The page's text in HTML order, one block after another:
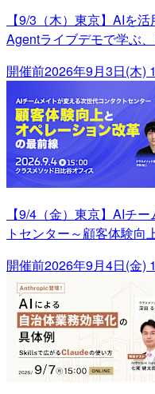
【9/3（木）東京】AIを
Agentライブデモで学ぶ
開催前2026年9月3日(木)
【9/4（金）東京】AIチ
トセンター～顧客体験向
開催前2026年9月4日(金)